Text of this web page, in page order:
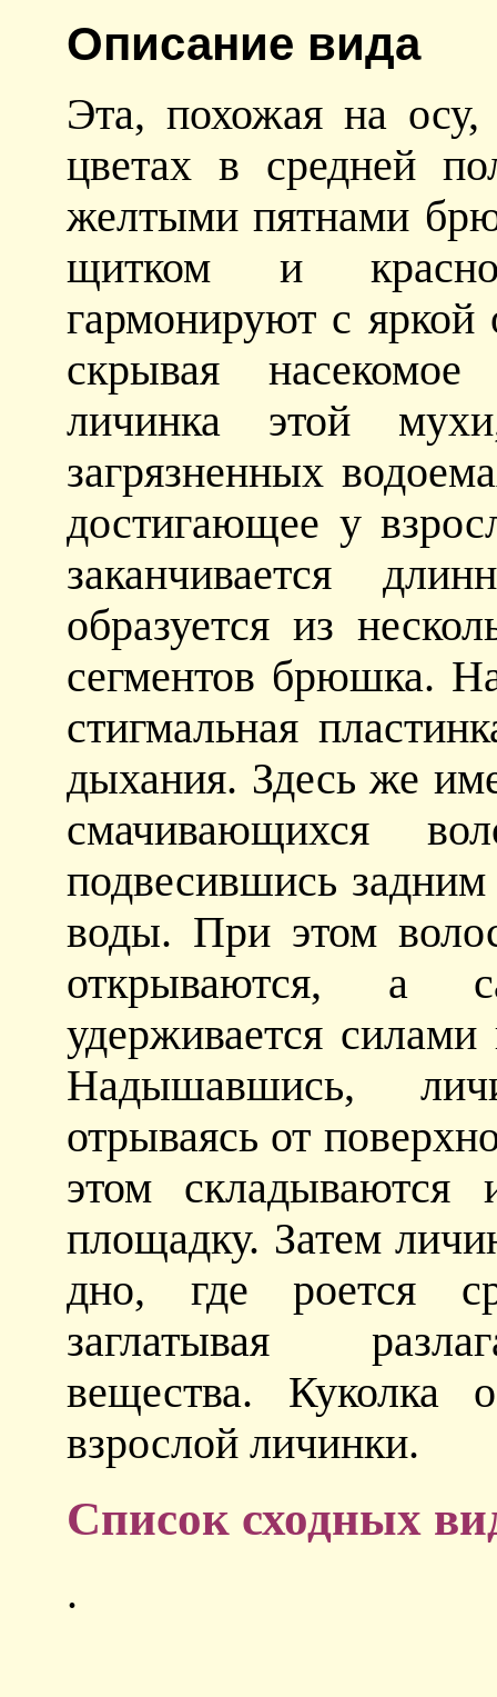
Описание вида
Эта, похожая на осу,
цветах в средней
желтыми пятнами
щитком и
гармонируют с яркой
скрывая
личинка этой
загрязненных
достигающее у
заканчивается
образуется из
сегментов брюшка.
стигмальная
дыхания. Здесь же
смачивающихся
подвесившись
воды. При этом
открываются, а
удерживается силами
Надышавшись,
отрываясь от
этом складываются
площадку. Затем
дно, где роется
заглатывая
вещества. Куколка
взрослой личинки.
Список сходных
.